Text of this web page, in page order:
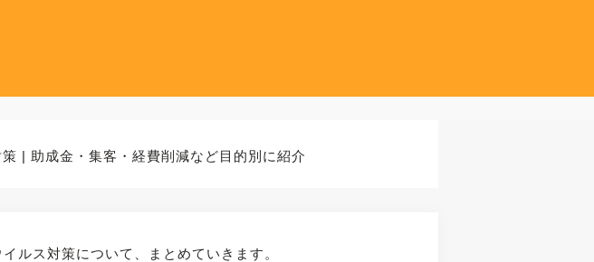
| 助成金・集客・経費削減など目的別に紹介
ルス対策について、まとめていきます。